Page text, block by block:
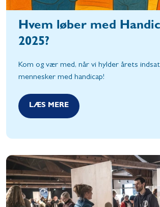
Hvem løber med
2025?
Kom og vær med, når vi hylder årets
mennesker med handicap!
LÆS MERE